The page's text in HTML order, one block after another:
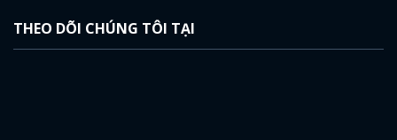
THEO DÕI CHÚNG TÔI TẠI